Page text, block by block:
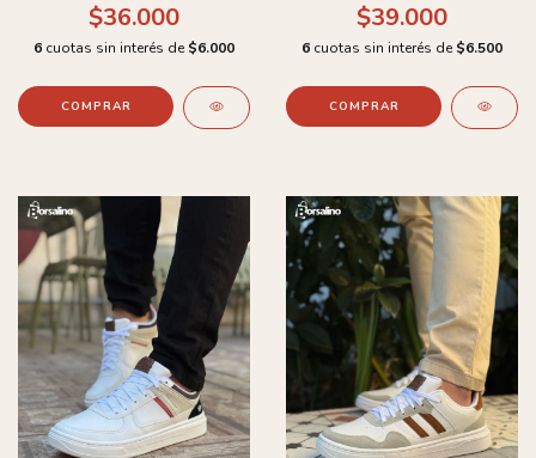
$36.000
6 cuotas sin interés de $6.000
COMPRAR
$39.000
6 cuotas sin interés de $6.500
COMPRAR